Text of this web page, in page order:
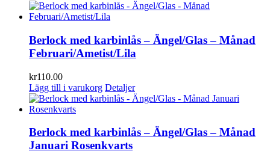
Berlock med karbinlås – Ängel/Glas – Månad
Februari/Ametist/Lila
kr110.00
Lägg till i varukorg Detaljer
Berlock med karbinlås – Ängel/Glas – Månad
Januari Rosenkvarts